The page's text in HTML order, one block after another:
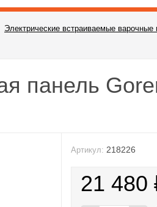
Электрические встраиваемые варочные
панель
Артикул: 218226
21 480